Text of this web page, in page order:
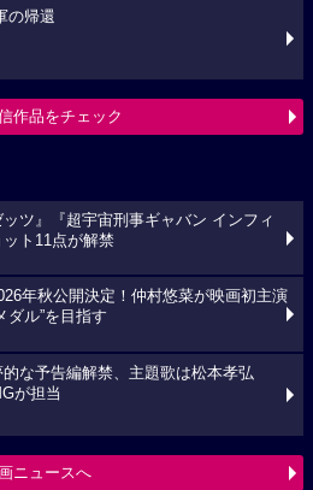
の帰還
作品をチェック
ッツ』『超宇宙刑事ギャバン インフィ
ト11点が解禁
年秋公開決定！仲村悠菜が映画初主演
ダル”を目指す
的な予告編解禁、主題歌は松本孝弘
が担当
ニュースへ